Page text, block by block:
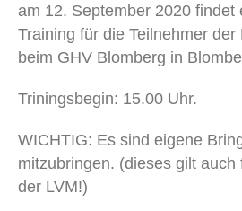
am 12. September 2020 findet
Training für die Teilnehmer der
beim GHV Blomberg in
Triningsbegin: 15.00 Uhr.
WICHTIG: Es sind eigene
mitzubringen. (dieses gilt auch
der LVM!)